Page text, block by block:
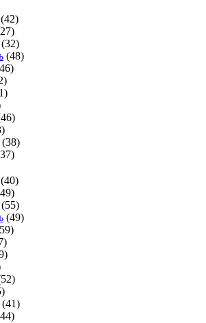
(42)
(32)
(48)
(38)
(40)
(55)
(49)
(41)